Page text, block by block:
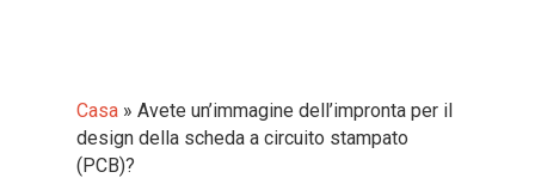
Casa » Avete un’immagine dell’impronta per il
design della scheda a circuito stampato
(PCB)?